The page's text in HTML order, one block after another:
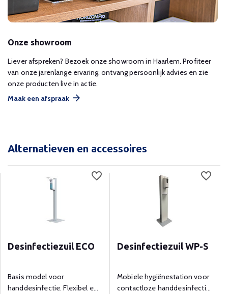
Onze showroom
Liever afspreken? Bezoek onze showroom in Haarlem. Profiteer
van onze jarenlange ervaring, ontvang persoonlijk advies en zie
onze producten live in actie.
Maak een afspraak
Alternatieven en accessoires
Desinfectiezuil ECO
Basis model voor
handdesinfectie. Flexibel en
Desinfectiezuil WP-S
Mobiele hygiënestation voor
contactloze handdesinfectie